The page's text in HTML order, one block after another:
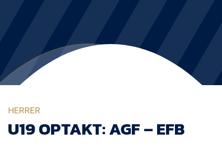
BLUE WATER
NYHEDER
HERRER
U19 OPTAKT: AGF – EFB